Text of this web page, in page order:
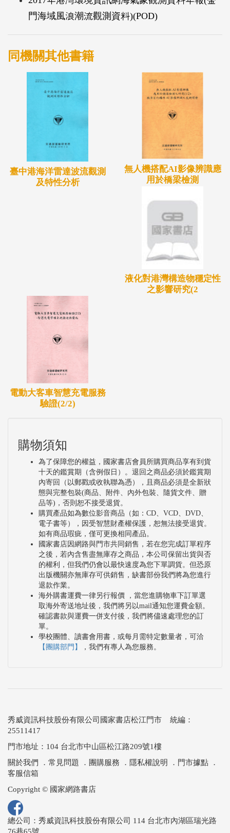
門海域風浪潮流觀測資料)(POD)
同機關其他書籍
臺中港海洋雷達波流觀測
及特性分析
無人機搭配AI影像辨識應
用於橋梁檢測
液化對港灣構造物穩定性
之影響研究(2
電動大客車智慧充電服務
驗證(2/2)
購物須知
為了保障您的權益，國家書店會員所購買商品享有到貨
十天的鑑賞期（含例假日）。退回之商品必須於鑑賞期
內寄回（以郵戳或收執聯為憑），且商品必須是全新狀
態與完整包裝(商品、附件、內外包裝、隨貨文件、贈
品等)，否則恕不接受退貨。
購買產品如為數位影音商品（如：CD、VCD、DVD、
電子書等），因受智慧財產權保護，恕無法接受退貨。
如有商品瑕疵，僅可更換相同產品。
國家書店因網路與門市共同銷售，若在您完成訂單程序
之後，若內含售盡無庫存之商品，本公司保留出貨與否
的權利，但我們仍會以最快速度為您下單調貨。但恐原
出版機關亦無庫存可供銷售，缺書部份我們將為您進行
退款作業。
海外購書運費一律另行報價 ，當您進購物車下訂單選
取海外寄送地址後，我們將另以mail通知您運費金額。
確認書款與運費一併支付後，我們將儘速處理您的訂
單。
學校團體、讀書會用書，或每月需特定數量者，可洽
【團購部門】
，我們有專人為您服務。
秀威資訊科技股份有限公司國家書店松江門市 統編：
25511417
門市地址：104 台北市中山區松江路209號1樓
關於我們
． 常見問題 ． 團購服務 ． 隱私權說明 ． 門市據點 ．
客服信箱
Copyright © 國家網路書店
總公司：秀威資訊科技股份有限公司 114 台北市內湖區瑞光路